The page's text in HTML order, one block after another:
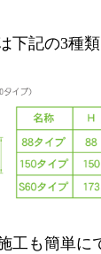
下記の3種
工も簡単に